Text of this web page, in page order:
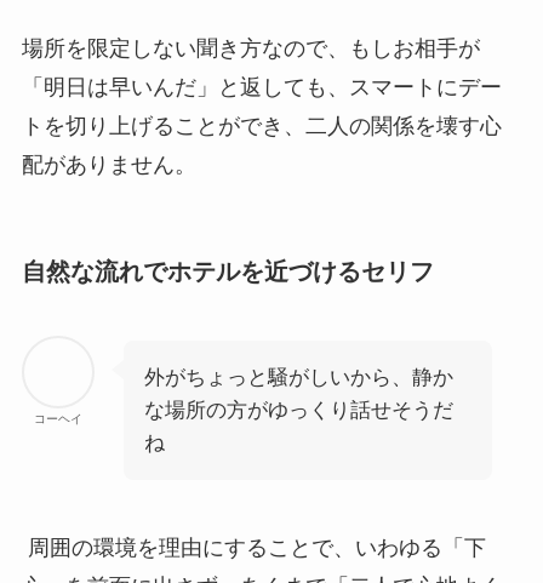
場所を限定しない聞き方なので、もしお相手が
「明日は早いんだ」と返しても、スマートにデー
トを切り上げることができ、二人の関係を壊す心
配がありません。
自然な流れでホテルを近づけるセリフ
コーヘイ
外がちょっと騒がしいから、静か
な場所の方がゆっくり話せそうだ
ね
周囲の環境を理由にすることで、いわゆる「下